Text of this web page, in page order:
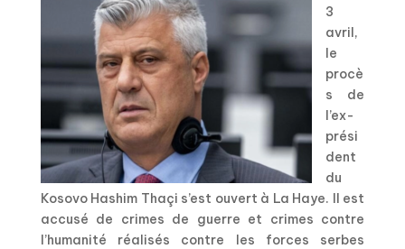
3
avril,
le
procè
s de
l’ex-
prési
dent
du
Kosovo Hashim Thaçi s’est ouvert à La Haye. Il est
accusé de crimes de guerre et crimes contre
l’humanité réalisés contre les forces serbes